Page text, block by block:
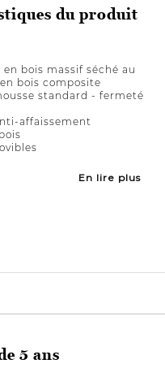
du produit
bois massif séché au
bois composite
standard - fermeté
affaissement
En lire plus
5 ans